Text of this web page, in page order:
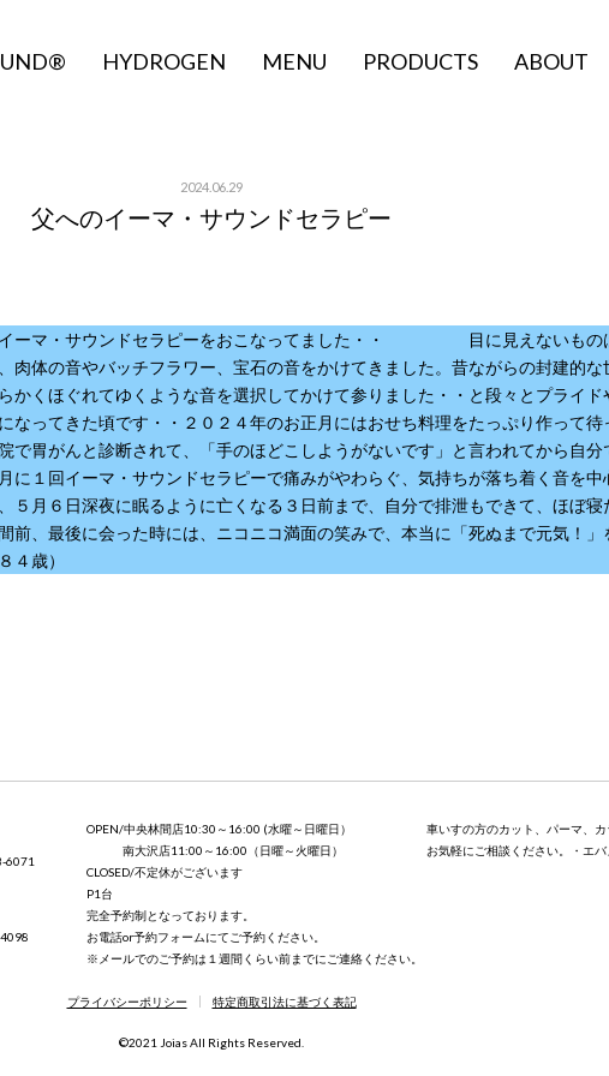
HYDROGEN MENU PRODUCTS ABOUT
2024.06.29
父へのイーマ・サウンドセラピー
イーマ・サウンドセラピーをおこなってました・・ 目に見えないもの
肉体の音やバッチフラワー、宝石の音をかけてきました。昔ながらの封建的
かくほぐれてゆくような音を選択してかけて参りました・・と段々とプライド
なってきた頃です・・２０２４年のお正月にはおせち料理をたっぷり作って待
で胃がんと診断されて、「手のほどこしようがないです」と言われてから自
に１回イーマ・サウンドセラピーで痛みがやわらぐ、気持ちが落ち着く音を中
５月６日深夜に眠るように亡くなる３日前まで、自分で排泄もできて、ほぼ
前、最後に会った時には、ニコニコ満面の笑みで、本当に「死ぬまで元気！
４歳）
6071
OPEN/中央林間店10:30～16:00 (水曜～日曜日）
南大沢店11:00～16:00（日曜～火曜日）
CLOSED/不定休がございます
P1台
完全予約制となっております。
お電話or予約フォームにてご予約ください。
※メールでのご予約は１週間くらい前までにご連絡ください。
車いすの方のカット、パーマ、カ
お気軽にご相談ください。・エ
プライバシーポリシー 特定商取引法に基づく表記
©2021 Joias All Rights Reserved.